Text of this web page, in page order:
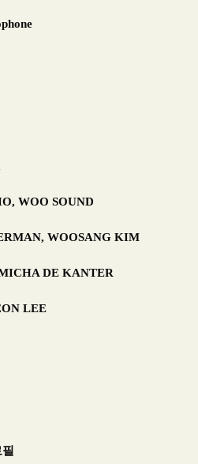
WOO SOUND
WOOSANG KIM
DE KANTER
LEE